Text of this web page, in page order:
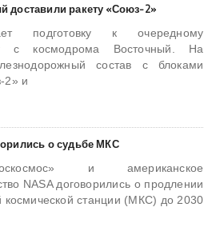
доставили ракету «Союз-2»
подготовку к очередному
с космодрома Восточный. На
состав с блоками
2» и
о судьбе МКС
и американское
NASA договорились о продлении
станции (МКС) до 2030